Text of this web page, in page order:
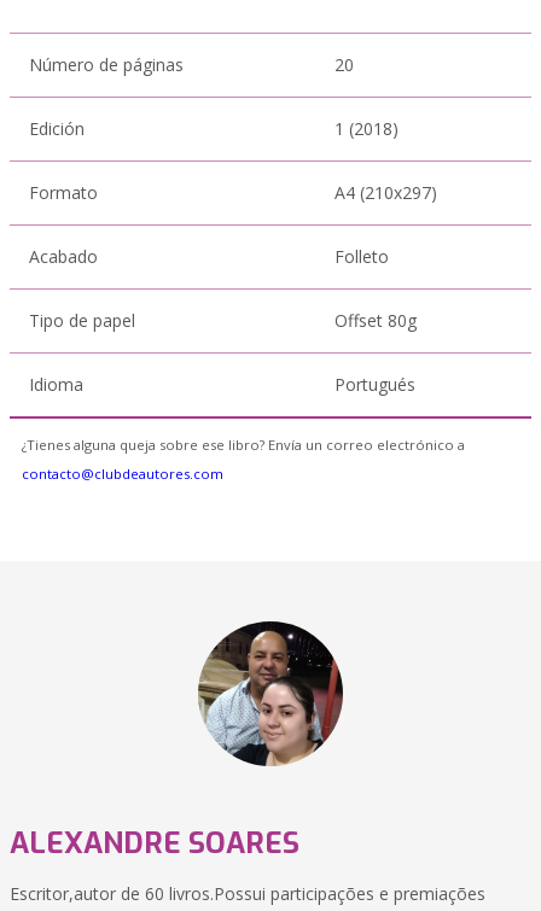
Número de páginas 20
Edición 1 (2018)
Formato A4 (210x297)
Acabado Folleto
Tipo de papel Offset 80g
Idioma Portugués
¿Tienes alguna queja sobre ese libro? Envía un correo electrónico a
contacto@clubdeautores.com
ALEXANDRE SOARES
Escritor,autor de 60 livros.Possui participações e premiações